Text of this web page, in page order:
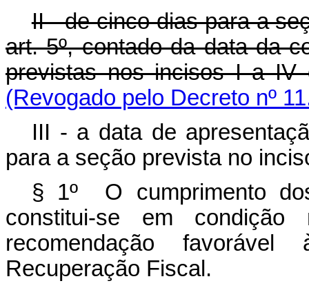
II - de cinco dias para a
art. 5º, contado da data da
previstas nos incisos I a
(Revogado pelo Decreto nº
III - a data de
para a seção prevista no
§ 1º O cumprimento
constitui-se em
recomendação
Recuperação Fiscal.